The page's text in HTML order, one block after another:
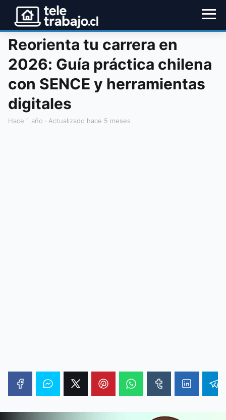
Reorienta tu carrera en
2026: Guía práctica chilena
con SENCE y herramientas
digitales
hace 1 año · Actualizado hace 5 meses